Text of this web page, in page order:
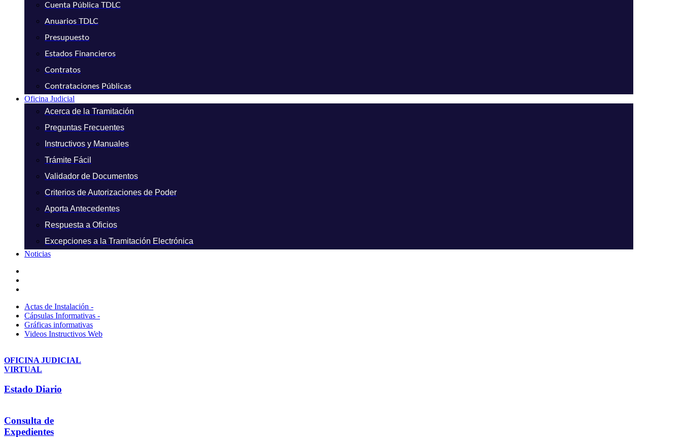
Cuenta Pública TDLC
Anuarios TDLC
Presupuesto
Estados Financieros
Contratos
Contrataciones Públicas
Oficina Judicial
Acerca de la Tramitación
Preguntas Frecuentes
Instructivos y Manuales
Trámite Fácil
Validador de Documentos
Criterios de Autorizaciones de Poder
Aporta Antecedentes
Respuesta a Oficios
Excepciones a la Tramitación Electrónica
Noticias
Actas de Instalación -
Cápsulas Informativas -
Gráficas informativas
Videos Instructivos Web
OFICINA JUDICIAL
VIRTUAL
Estado Diario
Consulta de
Expedientes